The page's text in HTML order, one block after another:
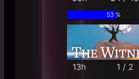
53 %
13h 1 / 2